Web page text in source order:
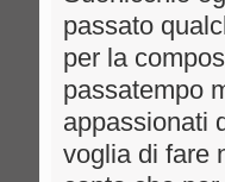
passato
per la
passatempo
appassionati
voglia di fare